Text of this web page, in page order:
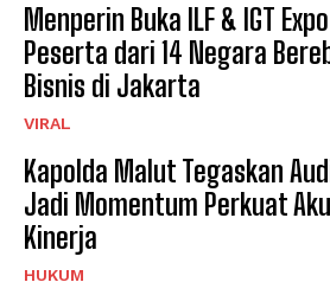
Menperin Buka ILF & IGT
Peserta dari 14 Negara
Bisnis di Jakarta
VIRAL
Kapolda Malut Tegaskan
Jadi Momentum Perkuat
Kinerja
HUKUM